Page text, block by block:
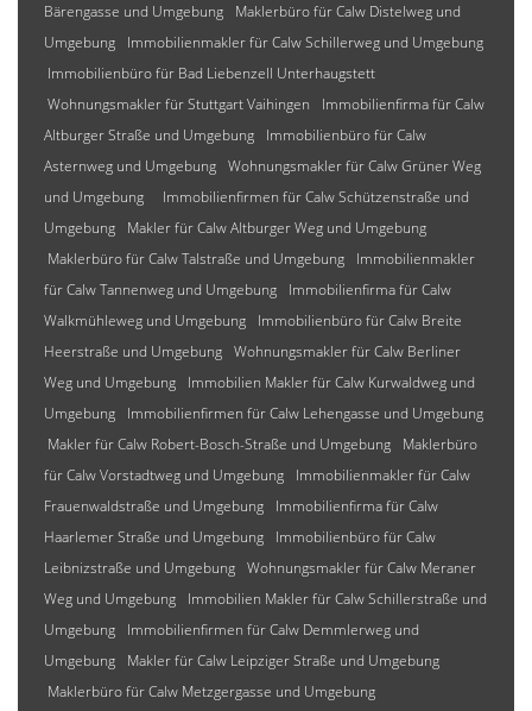
Bärengasse und Umgebung
Maklerbüro für Calw Distelweg und
Umgebung
Immobilienmakler für Calw Schillerweg und Umgebung
Immobilienbüro für Bad Liebenzell Unterhaugstett
Wohnungsmakler für Stuttgart Vaihingen
Immobilienfirma für Calw
Altburger Straße und Umgebung
Immobilienbüro für Calw
Asternweg und Umgebung Wohnungsmakler für Calw Grüner Weg
und Umgebung
Immobilienfirmen für Calw Schützenstraße und
Umgebung
Makler für Calw Altburger Weg und Umgebung
Maklerbüro für Calw Talstraße und Umgebung
Immobilienmakler
für Calw Tannenweg und Umgebung
Immobilienfirma für Calw
Walkmühleweg und Umgebung
Immobilienbüro für Calw Breite
Heerstraße und Umgebung Wohnungsmakler für Calw Berliner
Weg und Umgebung
Immobilien Makler für Calw Kurwaldweg und
Umgebung
Immobilienfirmen für Calw Lehengasse und Umgebung
Makler für Calw Robert-Bosch-Straße und Umgebung
Maklerbüro
für Calw Vorstadtweg und Umgebung
Immobilienmakler für Calw
Frauenwaldstraße und Umgebung
Immobilienfirma für Calw
Haarlemer Straße und Umgebung
Immobilienbüro für Calw
Leibnizstraße und Umgebung Wohnungsmakler für Calw Meraner
Weg und Umgebung
Immobilien Makler für Calw Schillerstraße und
Umgebung
Immobilienfirmen für Calw Demmlerweg und
Umgebung
Makler für Calw Leipziger Straße und Umgebung
Maklerbüro für Calw Metzgergasse und Umgebung